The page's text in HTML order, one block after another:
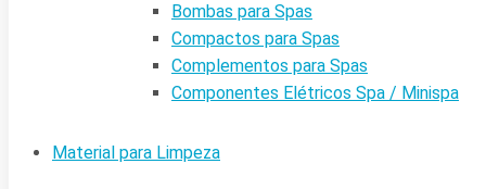
Bombas para Spas
Compactos para Spas
Complementos para Spas
Componentes Elétricos Spa / Minispa
Material para Limpeza